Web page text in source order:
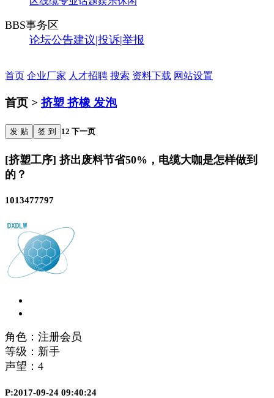
BBS事务区
论坛公告建议|投诉|举报
首页 企业厂家 人才招聘 搜索 资料下载 网站设置
首页 > 挤塑 挤橡 发泡
发 贴 签 到 12 下一页
[挤塑工序] 挤出废料节省50%，电缆大咖是怎样做到
的？
1013477797
角色：注册会员
等级：新手
声望： 4
P:2017-09-24 09:40:24